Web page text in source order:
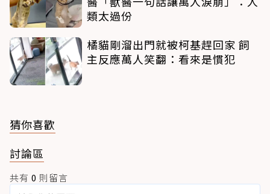
類太過份
橘貓剛溜出門就被柯基趕回家 飼
主反應萬人笑翻：看來是慣犯
猜你喜歡
討論區
共有 0 則留言